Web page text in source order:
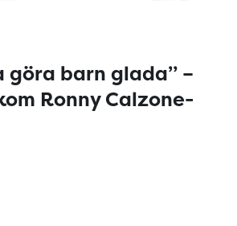
göra barn glada” –
Ronny Calzone-